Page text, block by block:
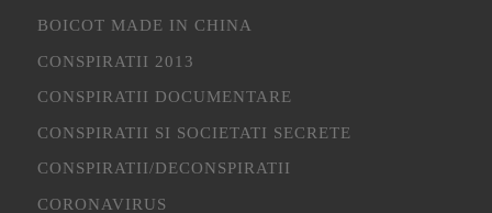
BOICOT MADE IN CHINA
CONSPIRATII 2013
CONSPIRATII DOCUMENTARE
CONSPIRATII SI SOCIETATI SECRETE
CONSPIRATII/DECONSPIRATII
CORONAVIRUS